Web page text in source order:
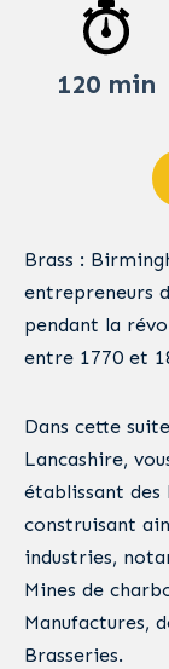
120 min
Brass :
entrepreneurs
pendant la
entre 1770 et
Dans cette
Lancashire,
établissant des
construisant
industries,
Mines de
Manufactures,
Brasseries.